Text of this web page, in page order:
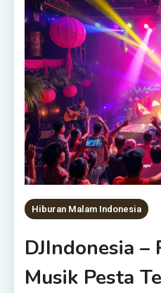
Hiburan Malam Indonesia
DJIndonesia –
Musik Pesta